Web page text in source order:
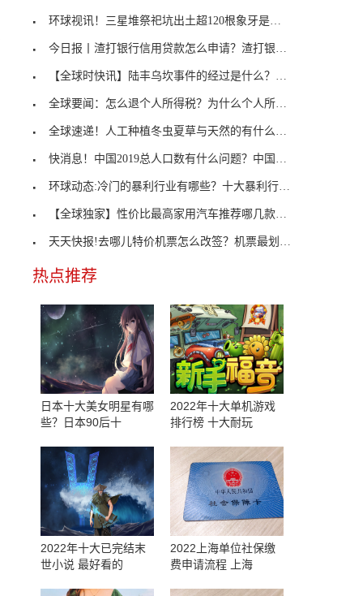
环球视讯！三星堆祭祀坑出土超120根象牙是怎么保存
今日报丨渣打银行信用贷款怎么申请？渣打银行的信用
【全球时快讯】陆丰乌坎事件的经过是什么？解决措施
全球要闻：怎么退个人所得税？为什么个人所得税可以
全球速递！人工种植冬虫夏草与天然的有什么区别？冬
快消息！中国2019总人口数有什么问题？中国人口自然
环球动态:冷门的暴利行业有哪些？十大暴利行业排行
【全球独家】性价比最高家用汽车推荐哪几款？性价比
天天快报!去哪儿特价机票怎么改签？机票最划算买票
热点推荐
日本十大美女明星有哪
些？日本90后十
2022年十大单机游戏
排行榜 十大耐玩
2022年十大已完结末
世小说 最好看的
2022上海单位社保缴
费申请流程 上海